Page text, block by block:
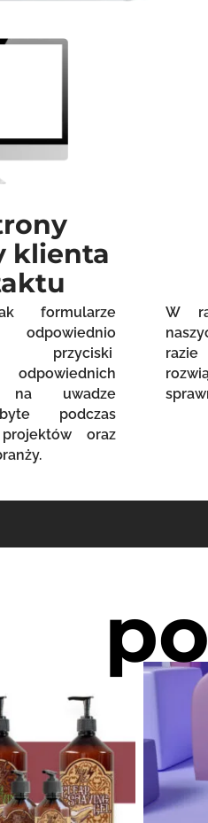
klienta
formularze
przyciski
na uwadze
podczas
oraz
W
razie